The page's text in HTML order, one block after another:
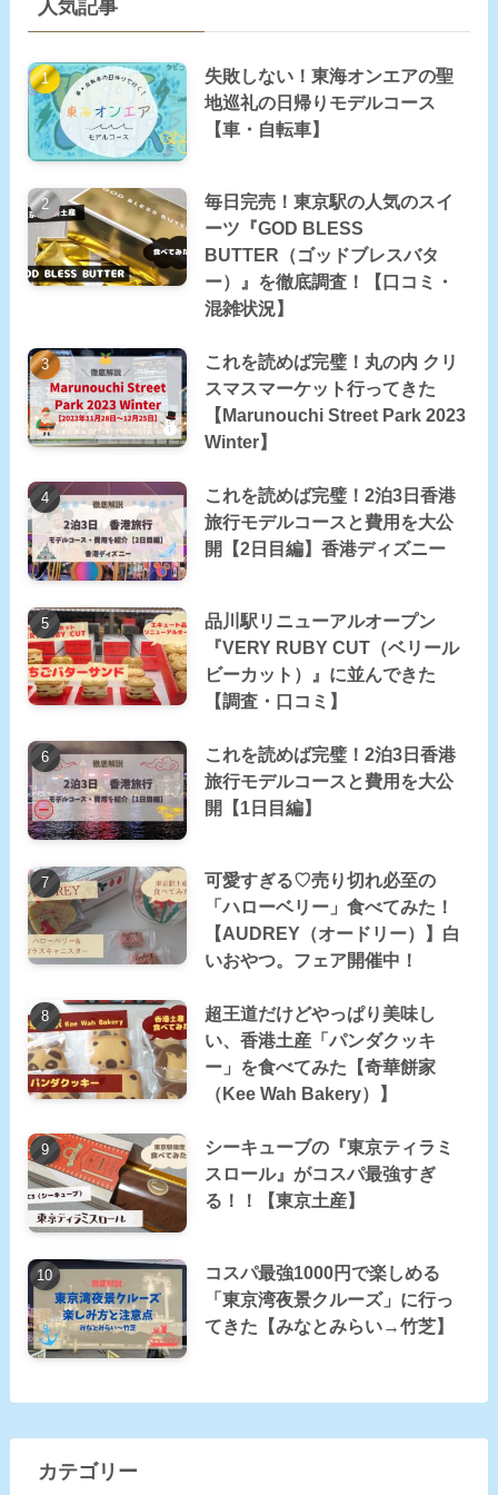
人気記事
失敗しない！東海オンエアの聖
地巡礼の日帰りモデルコース
【車・自転車】
毎日完売！東京駅の人気のスイ
ーツ『GOD BLESS
BUTTER（ゴッドブレスバタ
ー）』を徹底調査！【口コミ・
混雑状況】
これを読めば完璧！丸の内 クリ
スマスマーケット行ってきた
【Marunouchi Street Park 2023
Winter】
これを読めば完璧！2泊3日香港
旅行モデルコースと費用を大公
開【2日目編】香港ディズニー
品川駅リニューアルオープン
『VERY RUBY CUT（ベリール
ビーカット）』に並んできた
【調査・口コミ】
これを読めば完璧！2泊3日香港
旅行モデルコースと費用を大公
開【1日目編】
可愛すぎる♡売り切れ必至の
「ハローベリー」食べてみた！
【AUDREY（オードリー）】白
いおやつ。フェア開催中！
超王道だけどやっぱり美味し
い、香港土産「パンダクッキ
ー」を食べてみた【奇華餅家
（Kee Wah Bakery）】
シーキューブの『東京ティラミ
スロール』がコスパ最強すぎ
る！！【東京土産】
コスパ最強1000円で楽しめる
「東京湾夜景クルーズ」に行っ
てきた【みなとみらい→竹芝】
カテゴリー